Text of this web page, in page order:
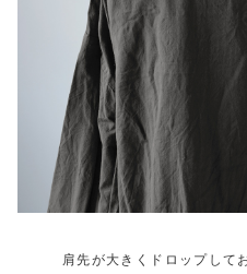
肩先が大きくドロップして